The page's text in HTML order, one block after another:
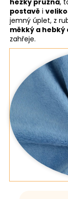
postavě i
jemný úplet, z
měkký a hebký
zahřeje.